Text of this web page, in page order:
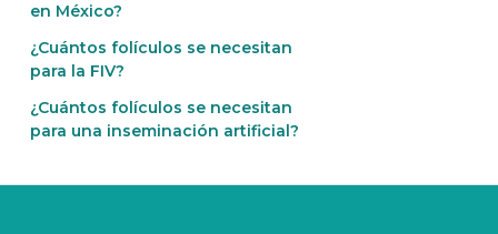
en México?
¿Cuántos folículos se necesitan
para la FIV?
¿Cuántos folículos se necesitan
para una inseminación artificial?